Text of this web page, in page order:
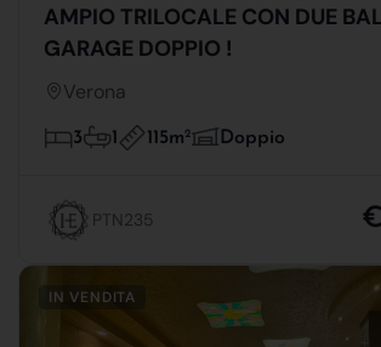
AMPIO TRILOCALE CON DUE
GARAGE DOPPIO !
Verona
3 1 115m2 Doppio
PTN235
IN VENDITA